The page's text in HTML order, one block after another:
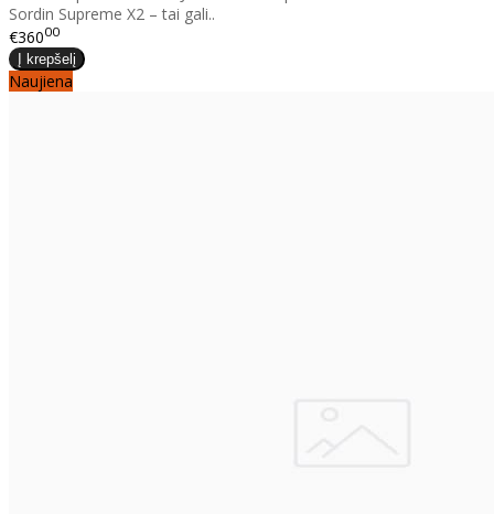
Sordin Supreme X2 – tai gali..
€36000
Naujiena